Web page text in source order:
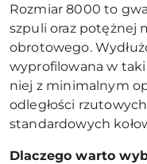
Rozmiar 8000 to
szpuli oraz potężnej
obrotowego.
wyprofilowana w taki
niej z minimalnym
odległości
standardowych
Dlaczego warto